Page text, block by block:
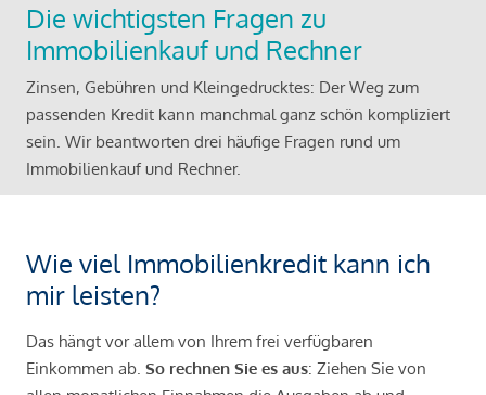
Die wichtigsten Fragen zu
Immobilienkauf und Rechner
Zinsen, Gebühren und Kleingedrucktes: Der Weg zum
passenden Kredit kann manchmal ganz schön kompliziert
sein. Wir beantworten drei häufige Fragen rund um
Immobilienkauf und Rechner.
Wie viel Immobilienkredit kann ich
mir leisten?
Das hängt vor allem von Ihrem frei verfügbaren
Einkommen ab. So rechnen Sie es aus: Ziehen Sie von